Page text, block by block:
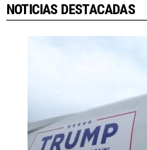
NOTICIAS DESTACADAS